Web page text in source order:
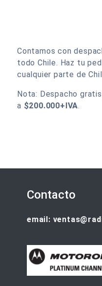
Contamos con
todo Chile. Haz tu
cualquier parte de
Nota: Despacho
a $200.000+IVA.
Contacto
email: